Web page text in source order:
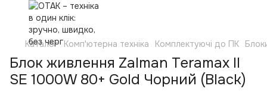
Каталог Комп'ютерна техніка Комплектуючі до ПК
Блок живлення Zalman Teramax II
SE 1000W 80+ Gold Чорний (Black)